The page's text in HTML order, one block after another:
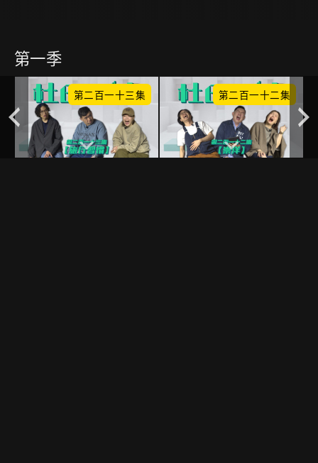
第一季
第二百一十三集 第二百一十二集